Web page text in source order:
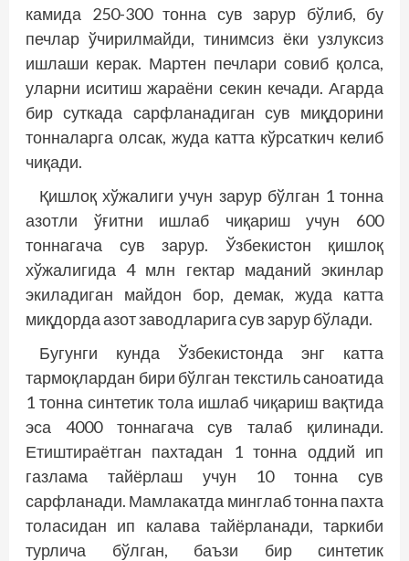
камида 250-300 тонна сув зарур бўлиб, бу
печлар ўчирилмайди, тинимсиз ёки узлуксиз
ишлаши керак. Мартен печлари совиб қолса,
уларни иситиш жараёни секин кечади. Агарда
бир суткада сарфланадиган сув миқдорини
тонналарга олсак, жуда катта кўрсаткич келиб
чиқади.
Қишлоқ хўжалиги учун зарур бўлган 1 тонна
азотли ўғитни ишлаб чиқариш учун 600
тоннагача сув зарур. Ўзбекистон қишлоқ
хўжалигида 4 млн гектар маданий экинлар
экиладиган майдон бор, демак, жуда катта
миқдорда азот заводларига сув зарур бўлади.
Бугунги кунда Ўзбекистонда энг катта
тармоқлардан бири бўлган текстиль саноатида
1 тонна синтетик тола ишлаб чиқариш вақтида
эса 4000 тоннагача сув талаб қилинади.
Етиштираётган пахтадан 1 тонна оддий ип
газлама тайёрлаш учун 10 тонна сув
сарфланади. Мамлакатда минглаб тонна пахта
толасидан ип калава тайёрланади, таркиби
турлича бўлган, баъзи бир синтетик